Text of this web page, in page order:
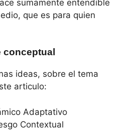
sumamente entendible
que es para quien
conceptual
ideas, sobre el tema
articulo:
Adaptativo
Contextual